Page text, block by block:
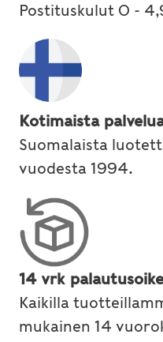
Postituskulut 0 -
Kotimaista
Suomalaista
vuodesta 1994.
14 vrk
Kaikilla
mukainen 14